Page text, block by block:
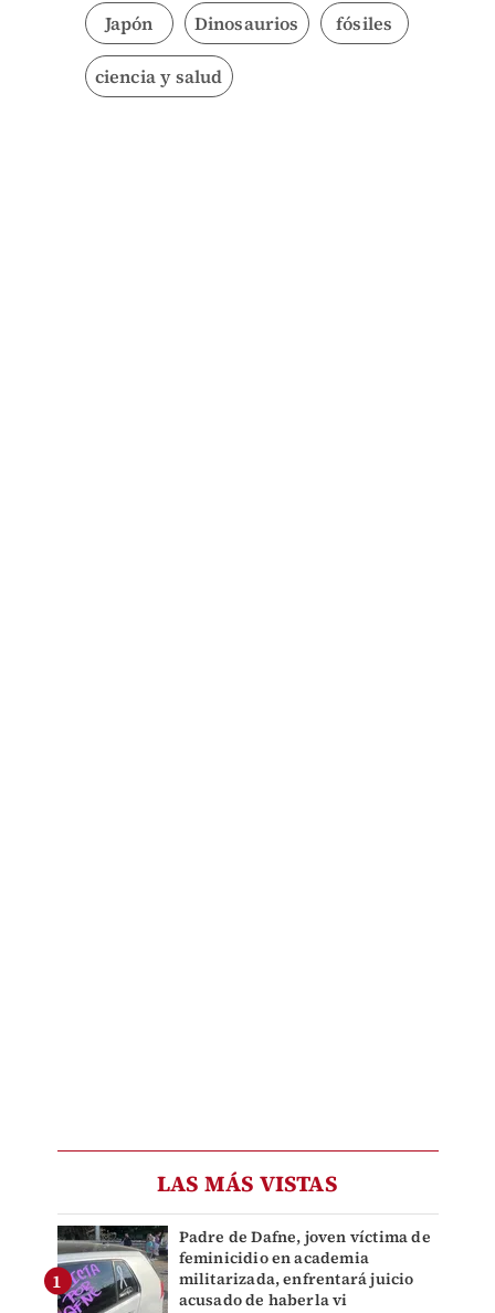
Japón Dinosaurios fósiles
ciencia y salud
LAS MÁS VISTAS
Padre de Dafne, joven víctima de
feminicidio en academia
militarizada, enfrentará juicio
acusado de haberla vi